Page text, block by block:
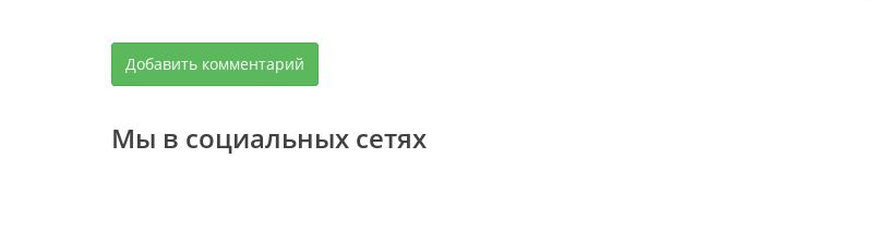
Мы в социальных сетях